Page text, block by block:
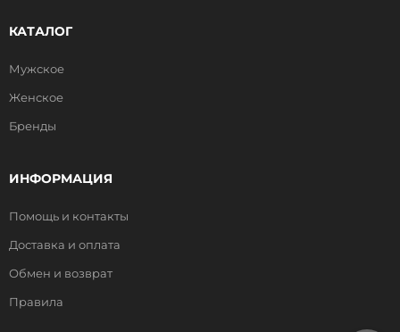
КАТАЛОГ
Мужское
Женское
Бренды
ИНФОРМАЦИЯ
Помощь и контакты
Доставка и оплата
Обмен и возврат
Правила